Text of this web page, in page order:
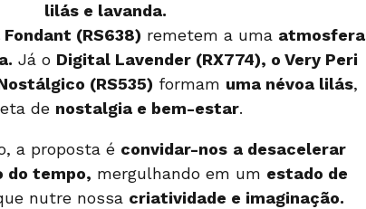
lilás e lavanda.
Fondant (RS638) remetem a uma atmosfera
Já o Digital Lavender (RX774), o Very Peri
(RS535) formam uma névoa lilás,
de nostalgia e bem-estar.
a proposta é convidar-nos a desacelerar
do tempo, mergulhando em um estado de
nutre nossa criatividade e imaginação.